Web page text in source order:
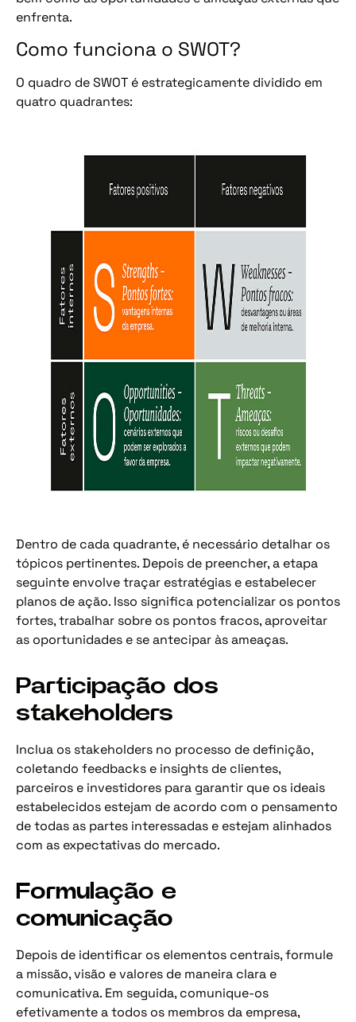
enfrenta.
Como funciona o SWOT?
O quadro de SWOT é estrategicamente dividido em
quatro quadrantes:
Dentro de cada quadrante, é necessário detalhar os
tópicos pertinentes. Depois de preencher, a etapa
seguinte envolve traçar estratégias e estabelecer
planos de ação. Isso significa potencializar os pontos
fortes, trabalhar sobre os pontos fracos, aproveitar
as oportunidades e se antecipar às ameaças.
Participação dos
stakeholders
Inclua os stakeholders no processo de definição,
coletando feedbacks e insights de clientes,
parceiros e investidores para garantir que os ideais
estabelecidos estejam de acordo com o pensamento
de todas as partes interessadas e estejam alinhados
com as expectativas do mercado.
Formulação e
comunicação
Depois de identificar os elementos centrais, formule
a missão, visão e valores de maneira clara e
comunicativa. Em seguida, comunique-os
efetivamente a todos os membros da empresa,